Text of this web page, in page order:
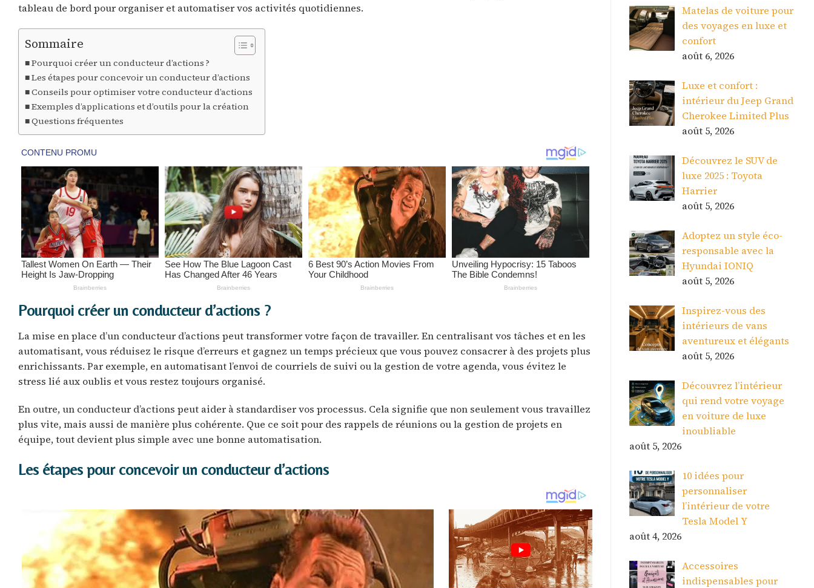
tableau de bord pour organiser et automatiser vos activités quotidiennes.
Sommaire
Pourquoi créer un conducteur d’actions ?
Les étapes pour concevoir un conducteur d’actions
Conseils pour optimiser votre conducteur d’actions
Exemples d’applications et d’outils pour la création
Questions fréquentes
Pourquoi créer un conducteur d’actions ?
La mise en place d’un conducteur d’actions peut transformer votre façon de travailler. En centralisant vos tâches et en les
automatisant, vous réduisez le risque d’erreurs et gagnez un temps précieux que vous pouvez consacrer à des projets plus
enrichissants. Par exemple, en automatisant l’envoi de courriels de suivi ou la gestion de votre agenda, vous évitez le
stress lié aux oublis et vous restez toujours organisé.
En outre, un conducteur d’actions peut aider à standardiser vos processus. Cela signifie que non seulement vous travaillez
plus vite, mais aussi de manière plus cohérente. Que ce soit pour des rappels de réunions ou la gestion de projets en
équipe, tout devient plus simple avec une bonne automatisation.
Les étapes pour concevoir un conducteur d’actions
Matelas de voiture pour
des voyages en luxe et
confort
août 6, 2026
Luxe et confort :
intérieur du Jeep Grand
Cherokee Limited Plus
août 5, 2026
Découvrez le SUV de
luxe 2025 : Toyota
Harrier
août 5, 2026
Adoptez un style éco-
responsable avec la
Hyundai IONIQ
août 5, 2026
Inspirez-vous des
intérieurs de vans
aventureux et élégants
août 5, 2026
Découvrez l’intérieur
qui rend votre voyage
en voiture de luxe
inoubliable
août 5, 2026
10 idées pour
personnaliser
l’intérieur de votre
Tesla Model Y
août 4, 2026
Accessoires
indispensables pour